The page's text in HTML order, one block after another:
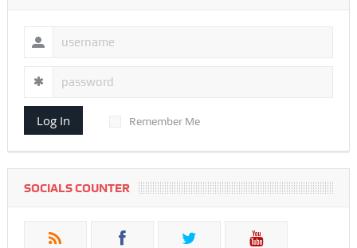
Log In Remember Me
SOCIALS COUNTER